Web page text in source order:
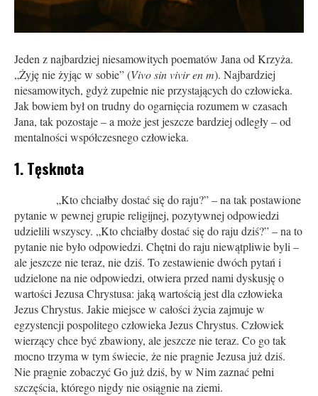
Jeden z najbardziej niesamowitych poematów Jana od Krzyża.
„Żyję nie żyjąc w sobie” (Vivo sin vivir en m). Najbardziej
niesamowitych, gdyż zupełnie nie przystających do człowieka.
Jak bowiem był on trudny do ogarnięcia rozumem w czasach
Jana, tak pozostaje – a może jest jeszcze bardziej odległy – od
mentalności współczesnego człowieka.
1. Tęsknota
„Kto chciałby dostać się do raju?” – na tak postawione
pytanie w pewnej grupie religijnej, pozytywnej odpowiedzi
udzielili wszyscy. „Kto chciałby dostać się do raju dziś?” – na to
pytanie nie było odpowiedzi. Chętni do raju niewątpliwie byli –
ale jeszcze nie teraz, nie dziś. To zestawienie dwóch pytań i
udzielone na nie odpowiedzi, otwiera przed nami dyskusję o
wartości Jezusa Chrystusa: jaką wartością jest dla człowieka
Jezus Chrystus. Jakie miejsce w całości życia zajmuje w
egzystencji pospolitego człowieka Jezus Chrystus. Człowiek
wierzący chce być zbawiony, ale jeszcze nie teraz. Co go tak
mocno trzyma w tym świecie, że nie pragnie Jezusa już dziś.
Nie pragnie zobaczyć Go już dziś, by w Nim zaznać pełni
szczęścia, którego nigdy nie osiągnie na ziemi.